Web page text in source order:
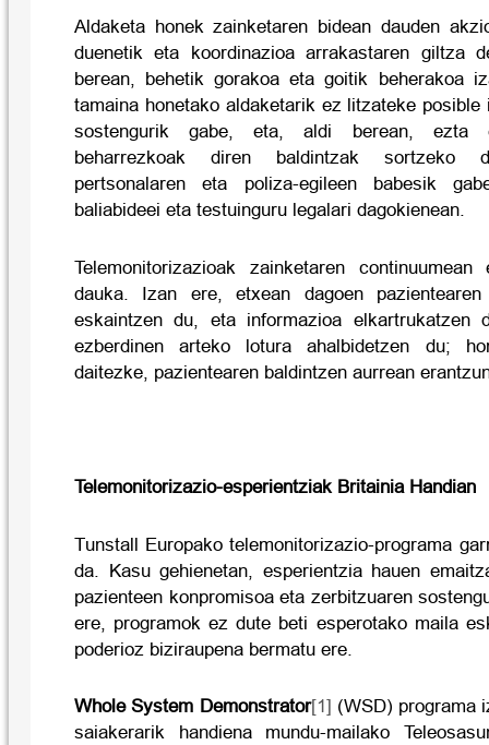
Aldaketa honek zainketaren bidean dauden
duenetik eta koordinazioa arrakastaren giltza
berean, behetik gorakoa eta goitik beherakoa
tamaina honetako aldaketarik ez litzateke posible
sostengurik gabe, eta, aldi berean, ezta
beharrezkoak diren baldintzak sortzeko
pertsonalaren eta poliza-egileen babesik
baliabideei eta testuinguru legalari dagokienean.
Telemonitorizazioak zainketaren continuumean
dauka. Izan ere, etxean dagoen pazientearen
eskaintzen du, eta informazioa elkartrukatzen
ezberdinen arteko lotura ahalbidetzen du;
daitezke, pazientearen baldintzen aurrean
Telemonitorizazio-esperientziak Britainia Handian
Tunstall Europako telemonitorizazio-programa
da. Kasu gehienetan, esperientzia hauen
pazienteen konpromisoa eta zerbitzuaren
ere, programok ez dute beti esperotako maila
poderioz biziraupena bermatu ere.
Whole System Demonstrator[1] (WSD) programa
saiakerarik handiena mundu-mailako